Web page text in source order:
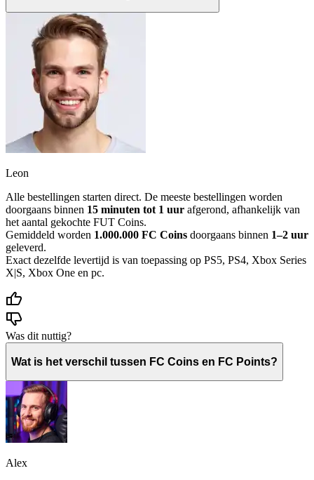
Leon
Alle bestellingen starten direct. De meeste bestellingen worden
doorgaans binnen 15 minuten tot 1 uur afgerond, afhankelijk van
het aantal gekochte FUT Coins.
Gemiddeld worden 1.000.000 FC Coins doorgaans binnen 1–2 uur
geleverd.
Exact dezelfde levertijd is van toepassing op PS5, PS4, Xbox Series
X|S, Xbox One en pc.
Was dit nuttig?
Wat is het verschil tussen FC Coins en FC Points?
Alex